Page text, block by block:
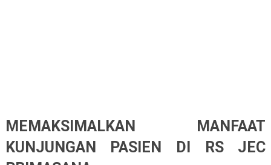
MEMAKSIMALKAN MANFAAT
KUNJUNGAN PASIEN DI RS JEC